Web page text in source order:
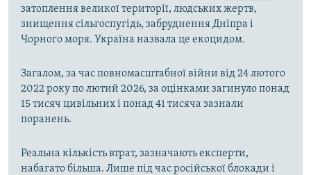
затоплення великої території, людських жертв,
знищення сільгоспугідь, забруднення Дніпра і
Чорного моря. Україна назвала це екоцидом.
Загалом, за час повномасштабної війни від 24 лютого
2022 року по лютий 2026, за оцінками загинуло понад
15 тисяч цивільних і понад 41 тисяча зазнали
поранень.
Реальна кількість втрат, зазначають експерти,
набагато більша. Лише під час російської блокади і